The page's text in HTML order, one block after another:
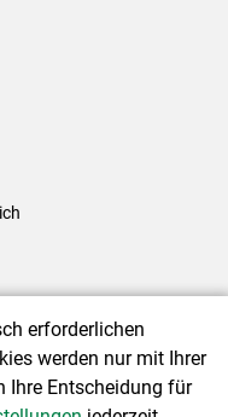
|Barrierefreiheit|
erforderlichen
werden nur mit Ihrer
Ihre Entscheidung für